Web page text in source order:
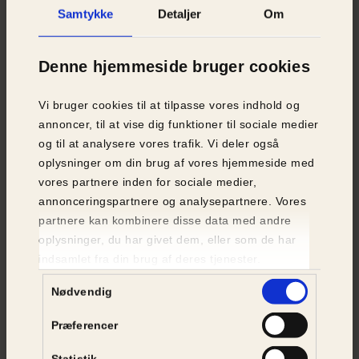
Samtykke Detaljer Om
Denne hjemmeside bruger cookies
Vi bruger cookies til at tilpasse vores indhold og
annoncer, til at vise dig funktioner til sociale medier
og til at analysere vores trafik. Vi deler også
oplysninger om din brug af vores hjemmeside med
vores partnere inden for sociale medier,
annonceringspartnere og analysepartnere. Vores
partnere kan kombinere disse data med andre
oplysninger, du har givet dem, eller som de har
Nødvendig
Præferencer
Årets Dyreven er en stor anerkendelse
Selv er iværksætterparret meget glade for
anerkendelsen fra Dyrenes Beskyttelse. Vejen ind i
plantekødets verden virkede dog som et oplagt
valg:
- I 2015 får vi FNs verdensmål og Paris aftalen, og
i almindelighed forstår og taler om. Den almene
dansker forstår nu, at vi skal have reduceret vores
kødforbrug, hvis planeten skal være et godt sted
at være. Det var her vi besluttede os for at
accelerere Hanegals produktion af plantebaserede